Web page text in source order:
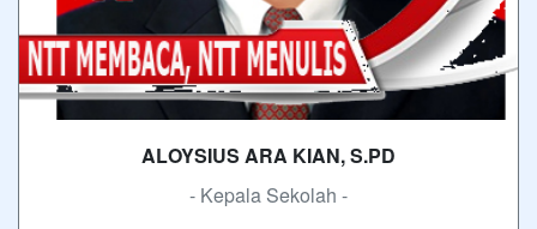
ALOYSIUS ARA KIAN, S.PD
- Kepala Sekolah -